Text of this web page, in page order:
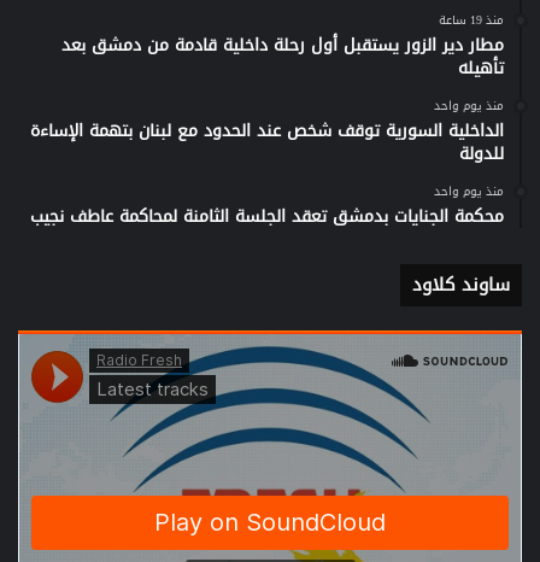
منذ 19 ساعة
مطار دير الزور يستقبل أول رحلة داخلية قادمة من دمشق بعد
تأهيله
منذ يوم واحد
الداخلية السورية توقف شخص عند الحدود مع لبنان بتهمة الإساءة
للدولة
منذ يوم واحد
محكمة الجنايات بدمشق تعقد الجلسة الثامنة لمحاكمة عاطف نجيب
ساوند كلاود